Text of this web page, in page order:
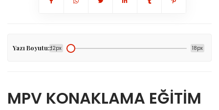
Yazı Boyutu::12px 18px
MPV KONAKLAMA EĞİTİM